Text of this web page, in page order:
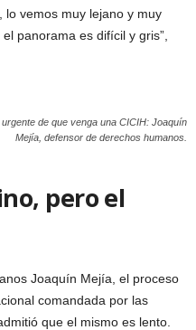
vemos muy lejano y muy
panorama es difícil y gris”,
de que venga una CICIH: Joaquín
Mejía, defensor de derechos humanos.
pero el
Joaquín Mejía, el proceso
comandada por las
que el mismo es lento.